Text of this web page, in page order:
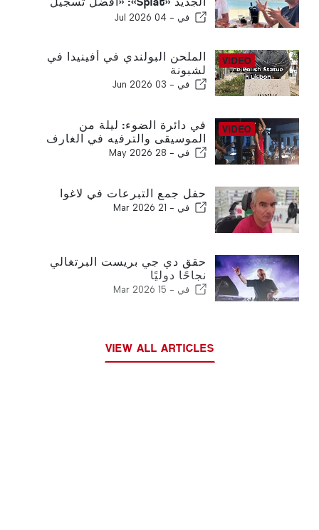
حققناه منذ السبعينيات»
في - 04 Jul 2026
الملحن البولندي في أفينيدا في
لشبونة
في - 03 Jun 2026
في دائرة الضوء: ليلة من
الموسيقى والترفيه في الغارف
في - 28 May 2026
حفل جمع التبرعات في لاغوا
في - 21 Mar 2026
حقق دي جي بريست البرتغالي
نجاحًا دوليًا
في - 15 Mar 2026
VIEW ALL ARTICLES